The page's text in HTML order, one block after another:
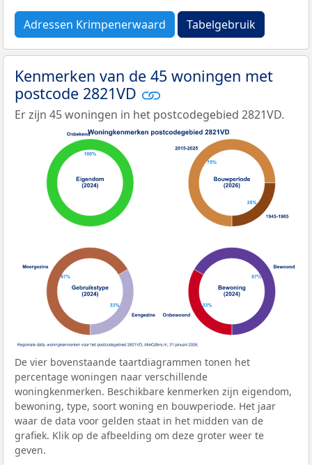
Adressen Krimpenerwaard Tabelgebruik
Kenmerken van de 45 woningen met
postcode 2821VD
Er zijn 45 woningen in het postcodegebied 2821VD.
De vier bovenstaande taartdiagrammen tonen het
percentage woningen naar verschillende
woningkenmerken. Beschikbare kenmerken zijn eigendom,
bewoning, type, soort woning en bouwperiode. Het jaar
waar de data voor gelden staat in het midden van de
grafiek. Klik op de afbeelding om deze groter weer te
geven.